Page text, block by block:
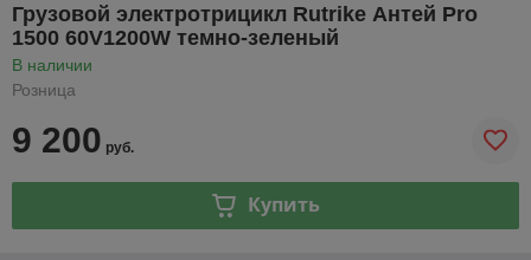
Грузовой электротрицикл Rutrike Антей Pro
1500 60V1200W темно-зеленый
В наличии
Розница
9 200 руб.
Купить